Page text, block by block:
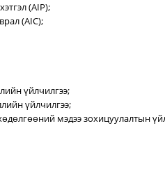
(AIP);
(AIC);
үйлчилгээ;
үйлчилгээ;
мэдээ зохицуулалтын